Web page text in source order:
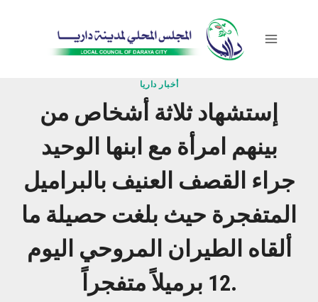
أخبار داريا
إستشهاد ثلاثة أشخاص من
بينهم امرأة مع ابنها الوحيد
جراء القصف العنيف بالبراميل
المتفجرة حيث بلغت حصيلة ما
ألقاه الطيران المروحي اليوم
12 برميلاً متفجراً.